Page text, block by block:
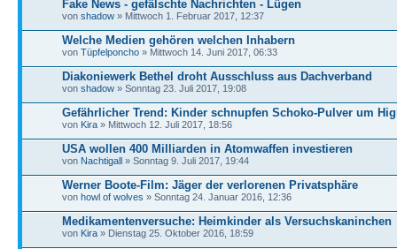
Fake News - gefälschte Nachrichten - Lügen
von shadow » Mittwoch 1. Februar 2017, 12:37
Welche Medien gehören welchen Inhabern
von Tüpfelponcho » Mittwoch 14. Juni 2017, 06:33
Diakoniewerk Bethel droht Ausschluss aus Dachverband
von shadow » Sonntag 23. Juli 2017, 19:08
Gefährlicher Trend: Kinder schnupfen Schoko-Pulver um
von Kira » Mittwoch 12. Juli 2017, 18:56
USA wollen 400 Milliarden in Atomwaffen investieren
von Nachtigall » Sonntag 9. Juli 2017, 19:44
Werner Boote-Film: Jäger der verlorenen Privatsphäre
von howl of wolves » Sonntag 24. Januar 2016, 12:36
Medikamentenversuche: Heimkinder als Versuchskaninchen
von Kira » Dienstag 25. Oktober 2016, 18:59